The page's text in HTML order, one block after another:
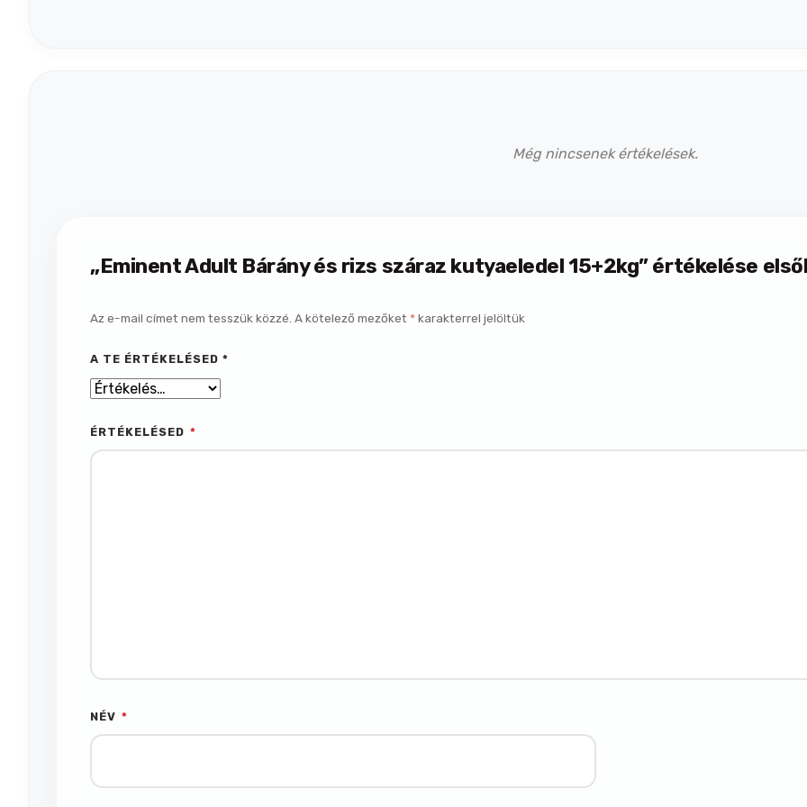
Még nincsenek értékelések.
„Eminent Adult Bárány és rizs száraz kutyaeledel 15+2kg” értékelése
Az e-mail címet nem tesszük közzé. A kötelező mezőket *karakterrel jelöltük
A TE ÉRTÉKELÉSED*
ÉRTÉKELÉSED *
NÉV *